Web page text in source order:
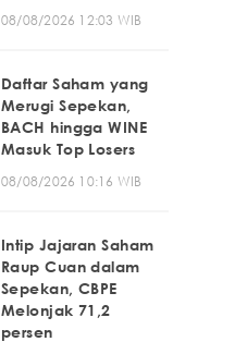
08/08/2026 12:03 WIB
Daftar Saham yang
Merugi Sepekan,
BACH hingga WINE
Masuk Top Losers
08/08/2026 10:16 WIB
Intip Jajaran Saham
Raup Cuan dalam
Sepekan, CBPE
Melonjak 71,2
persen